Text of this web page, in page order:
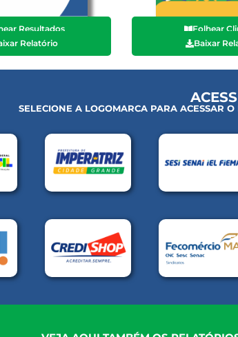
Resultados
Relatório
Folhear
Baixar
SELECIONE A LOGOMARCA PARA ACESSAR